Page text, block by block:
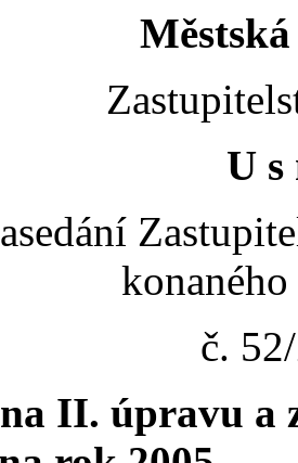
U s
č.
II. úpravu a